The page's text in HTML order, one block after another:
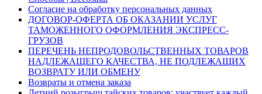
Согласие на обработку персональных данных
ДОГОВОР-ОФЕРТА ОБ ОКАЗАНИИ УСЛУГ
ТАМОЖЕННОГО ОФОРМЛЕНИЯ ЭКСПРЕСС-
ГРУЗОВ
ПЕРЕЧЕНЬ НЕПРОДОВОЛЬСТВЕННЫХ ТОВАРОВ
НАДЛЕЖАЩЕГО КАЧЕСТВА, НЕ ПОДЛЕЖАЩИХ
ВОЗВРАТУ ИЛИ ОБМЕНУ
Возвраты и отмена заказа